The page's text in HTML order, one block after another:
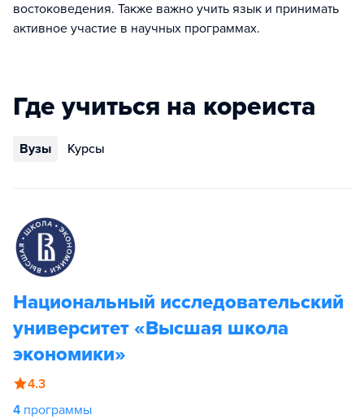
востоковедения. Также важно учить язык и принимать
активное участие в научных программах.
Где учиться на кореиста
Вузы Курсы
Национальный исследовательский
университет «Высшая школа
экономики»
4.3
4 программы